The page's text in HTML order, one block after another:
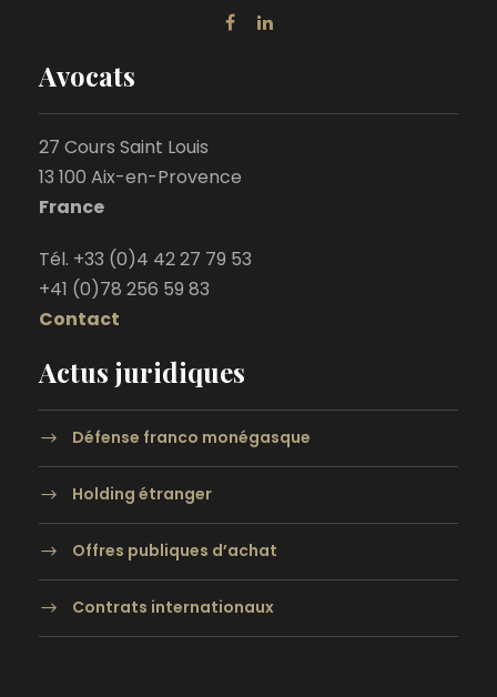
Avocats
27 Cours Saint Louis
13 100 Aix-en-Provence
France
Tél. +33 (0)4 42 27 79 53
+41 (0)78 256 59 83
Contact
Actus juridiques
Défense franco monégasque
Holding étranger
Offres publiques d’achat
Contrats internationaux